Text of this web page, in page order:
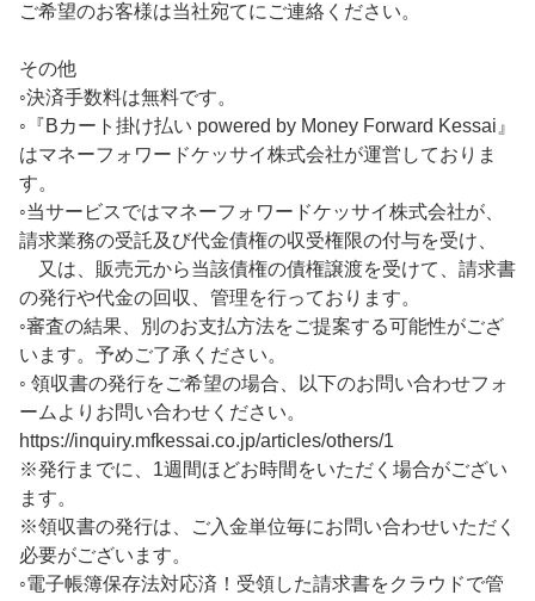
ご希望のお客様は当社宛てにご連絡ください。
その他
◦決済手数料は無料です。
◦『Bカート掛け払い powered by Money Forward Kessai』
はマネーフォワードケッサイ株式会社が運営しておりま
す。
◦当サービスではマネーフォワードケッサイ株式会社が、
請求業務の受託及び代金債権の収受権限の付与を受け、
又は、販売元から当該債権の債権譲渡を受けて、請求書
の発行や代金の回収、管理を行っております。
◦審査の結果、別のお支払方法をご提案する可能性がござ
います。予めご了承ください。
◦ 領収書の発行をご希望の場合、以下のお問い合わせフォ
ームよりお問い合わせください。
https://inquiry.mfkessai.co.jp/articles/others/1
※発行までに、1週間ほどお時間をいただく場合がござい
ます。
※領収書の発行は、ご入金単位毎にお問い合わせいただく
必要がございます。
◦電子帳簿保存法対応済！受領した請求書をクラウドで管